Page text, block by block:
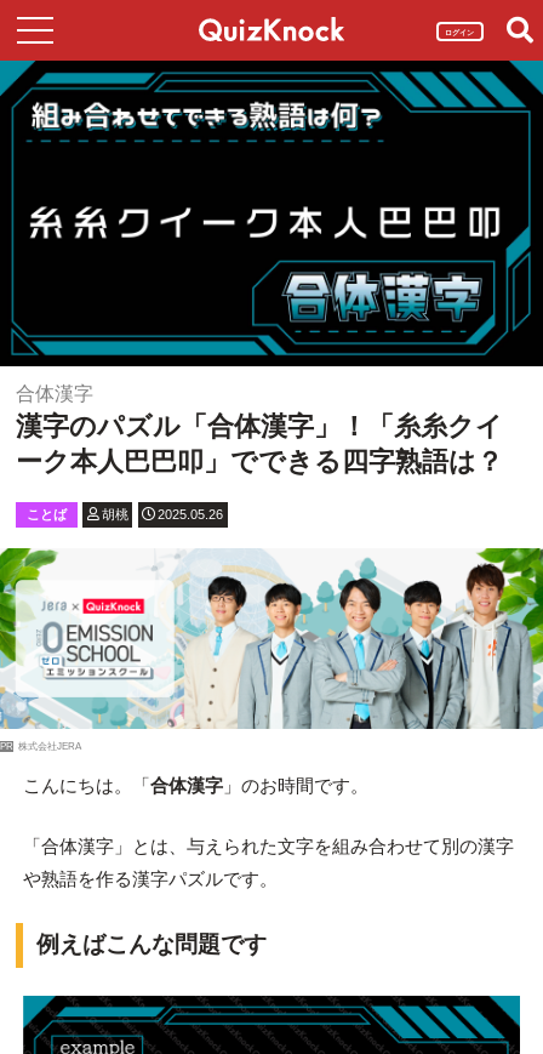
ログイン
合体漢字
漢字のパズル「合体漢字」！「糸糸クイ
ーク本人巴巴叩」でできる四字熟語は？
ことば 胡桃 2025.05.26
PR 株式会社JERA
こんにちは。「合体漢字」のお時間です。
「合体漢字」とは、与えられた文字を組み合わせて別の漢字
や熟語を作る漢字パズルです。
例えばこんな問題です